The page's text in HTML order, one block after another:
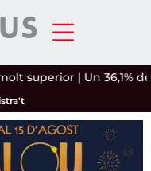
|Un 36,1% de